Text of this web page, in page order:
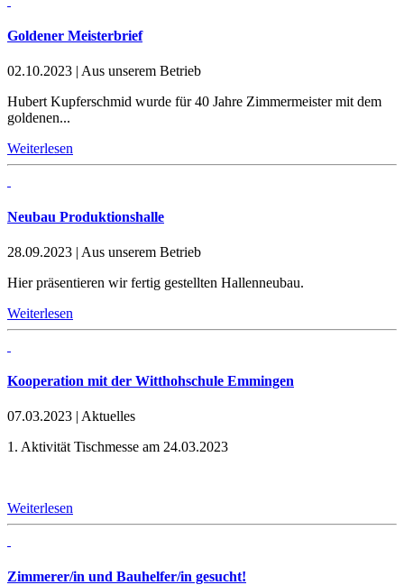
Goldener Meisterbrief
02.10.2023 | Aus unserem Betrieb
Hubert Kupferschmid wurde für 40 Jahre Zimmermeister mit dem
goldenen...
Weiterlesen
Neubau Produktionshalle
28.09.2023 | Aus unserem Betrieb
Hier präsentieren wir fertig gestellten Hallenneubau.
Weiterlesen
Kooperation mit der Witthohschule Emmingen
07.03.2023 | Aktuelles
1. Aktivität Tischmesse am 24.03.2023
Weiterlesen
Zimmerer/in und Bauhelfer/in gesucht!